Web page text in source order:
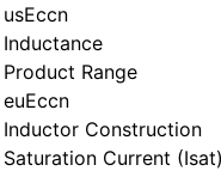
usEccn
Inductance
Product Range
euEccn
Inductor Construction
Saturation Current (Isat)